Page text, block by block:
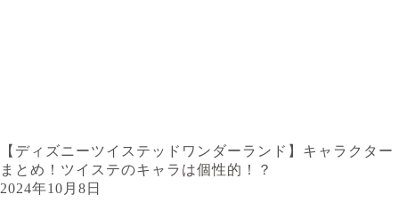
【ディズニーツイステッドワンダーランド】キャラクター
まとめ！ツイステのキャラは個性的！？
2024年10月8日